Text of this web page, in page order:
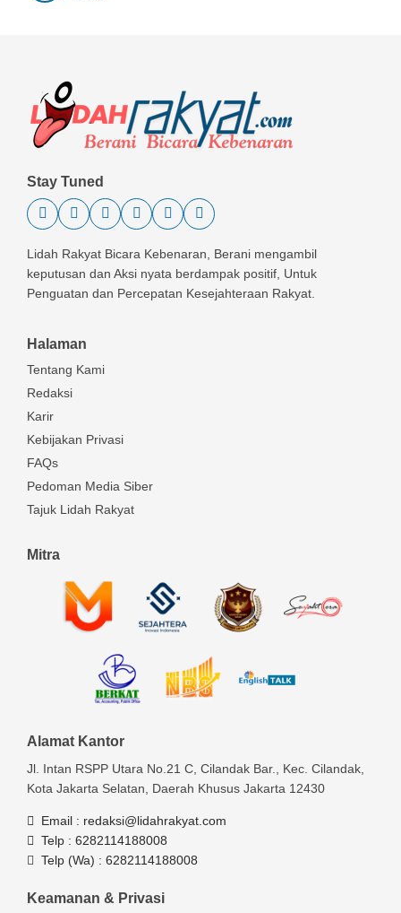
Stay Tuned
Lidah Rakyat Bicara Kebenaran, Berani mengambil
keputusan dan Aksi nyata berdampak positif, Untuk
Penguatan dan Percepatan Kesejahteraan Rakyat.
Halaman
Tentang Kami
Redaksi
Karir
Kebijakan Privasi
FAQs
Pedoman Media Siber
Tajuk Lidah Rakyat
Mitra
Alamat Kantor
Jl. Intan RSPP Utara No.21 C, Cilandak Bar., Kec. Cilandak,
Kota Jakarta Selatan, Daerah Khusus Jakarta 12430
Email : redaksi@lidahrakyat.com
Telp : 6282114188008
Telp (Wa) : 6282114188008
Keamanan & Privasi